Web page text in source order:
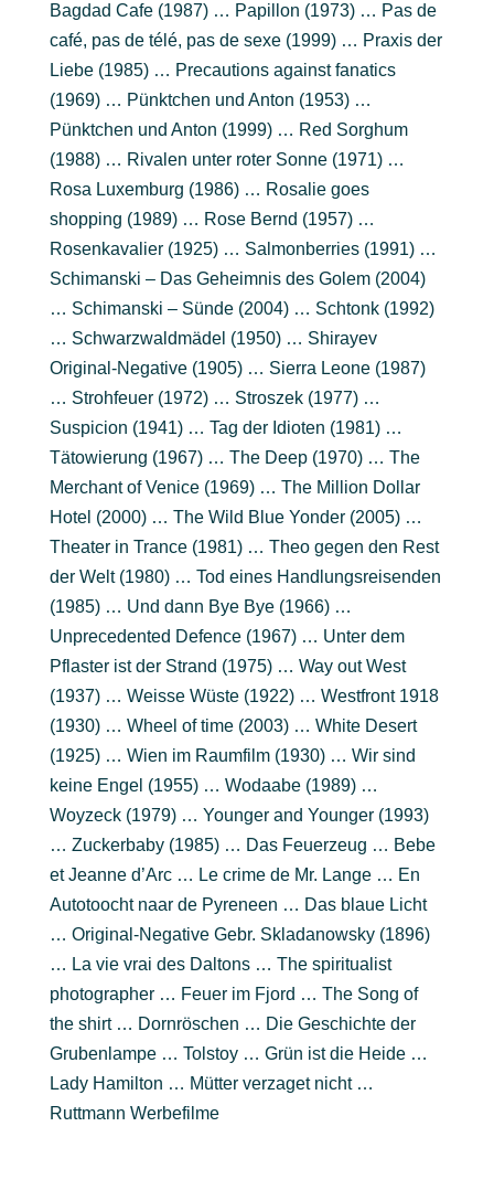
Bagdad Cafe (1987) … Papillon (1973) … Pas de
café, pas de télé, pas de sexe (1999) … Praxis der
Liebe (1985) … Precautions against fanatics
(1969) … Pünktchen und Anton (1953) …
Pünktchen und Anton (1999) … Red Sorghum
(1988) … Rivalen unter roter Sonne (1971) …
Rosa Luxemburg (1986) … Rosalie goes
shopping (1989) … Rose Bernd (1957) …
Rosenkavalier (1925) … Salmonberries (1991) …
Schimanski – Das Geheimnis des Golem (2004)
… Schimanski – Sünde (2004) … Schtonk (1992)
… Schwarzwaldmädel (1950) … Shirayev
Original-Negative (1905) … Sierra Leone (1987)
… Strohfeuer (1972) … Stroszek (1977) …
Suspicion (1941) … Tag der Idioten (1981) …
Tätowierung (1967) … The Deep (1970) … The
Merchant of Venice (1969) … The Million Dollar
Hotel (2000) … The Wild Blue Yonder (2005) …
Theater in Trance (1981) … Theo gegen den Rest
der Welt (1980) … Tod eines Handlungsreisenden
(1985) … Und dann Bye Bye (1966) …
Unprecedented Defence (1967) … Unter dem
Pflaster ist der Strand (1975) … Way out West
(1937) … Weisse Wüste (1922) … Westfront 1918
(1930) … Wheel of time (2003) … White Desert
(1925) … Wien im Raumfilm (1930) … Wir sind
keine Engel (1955) … Wodaabe (1989) …
Woyzeck (1979) … Younger and Younger (1993)
… Zuckerbaby (1985) … Das Feuerzeug … Bebe
et Jeanne d’Arc … Le crime de Mr. Lange … En
Autotoocht naar de Pyreneen … Das blaue Licht
… Original-Negative Gebr. Skladanowsky (1896)
… La vie vrai des Daltons … The spiritualist
photographer … Feuer im Fjord … The Song of
the shirt … Dornröschen … Die Geschichte der
Grubenlampe … Tolstoy … Grün ist die Heide …
Lady Hamilton … Mütter verzaget nicht …
Ruttmann Werbefilme